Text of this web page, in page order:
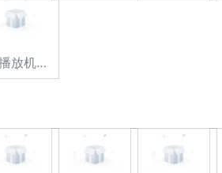
高清播放机驱动